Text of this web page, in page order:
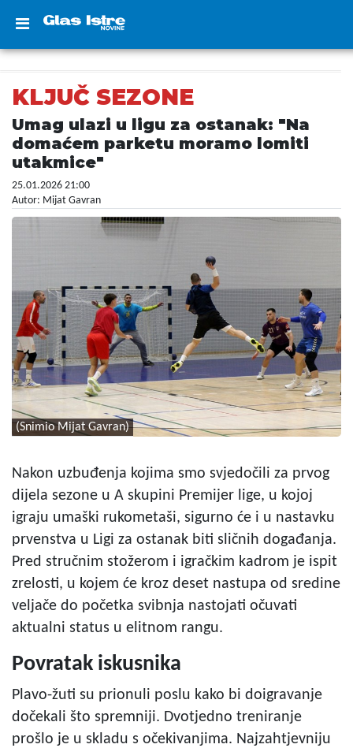
KLJUČ SEZONE
Umag ulazi u ligu za ostanak: "Na
domaćem parketu moramo lomiti
utakmice"
25.01.2026 21:00
Autor: Mijat Gavran
(Snimio Mijat Gavran)
Nakon uzbuđenja kojima smo svjedočili za prvog
dijela sezone u A skupini Premijer lige, u kojoj
igraju umaški rukometaši, sigurno će i u nastavku
prvenstva u Ligi za ostanak biti sličnih događanja.
Pred stručnim stožerom i igračkim kadrom je ispit
zrelosti, u kojem će kroz deset nastupa od sredine
veljače do početka svibnja nastojati očuvati
aktualni status u elitnom rangu.
Povratak iskusnika
Plavo-žuti su prionuli poslu kako bi doigravanje
dočekali što spremniji. Dvotjedno treniranje
prošlo je u skladu s očekivanjima. Najzahtjevniju